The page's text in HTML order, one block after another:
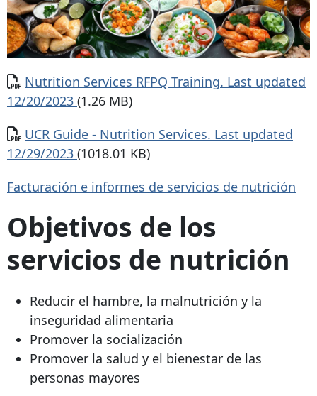
Documento
Nutrition Services RFPQ Training. Last updated
12/20/2023 (1.26 MB)
Documento
UCR Guide - Nutrition Services. Last updated
12/29/2023 (1018.01 KB)
Facturación e informes de servicios de nutrición
Objetivos de los
servicios de nutrición
Reducir el hambre, la malnutrición y la
inseguridad alimentaria
Promover la socialización
Promover la salud y el bienestar de las
personas mayores